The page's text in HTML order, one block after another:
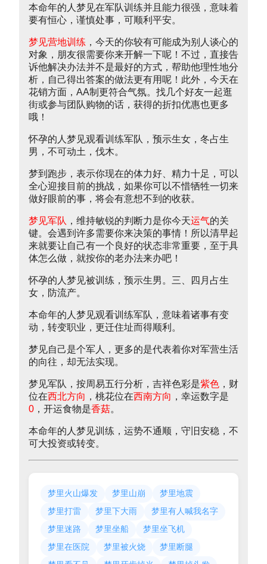
本命年的人梦见在军队训练并且能力很强，意味着
要有恒心，谨慎处事，可顺利平安。
梦见营地训练 ，今天的你较有可能成为别人谈心的
对象，朋友很需要你来开解一下呢！不过，直接告
诉他解决办法并不是最好的方式，帮助他理性地分
析，自己得出答案的做法更有用呢！此外，今天在
花销方面，AA制更符合气氛。找几个好友一起逛
街或参与团队购物的话，获得的折扣优惠也更多
哦！
怀孕的人梦见观看训练军队，预示生女，冬占生
男，不可动土，伐木。
梦到跑步，表示你现在的体力好、精力十足，可以
全心迎接目前的挑战，如果你可以不惜牺牲一切来
做好眼前的事，将会有意想不到的收获。
梦见军队 ，维持敏锐的判断力是你今天运气的关
键。会遇到许多需要你来决策的事情！所以清早起
来就要让自己有一个良好的状态非常重要，至于具
体怎么做，就按你的老办法来办吧！
怀孕的人梦见被训练，预示生男。三、四月占生
女，防流产。
本命年的人梦见观看训练军队，意味着诸事有变
动，转变职业，更迁住址而得顺利。
梦见自己是个军人，更多的是代表着你对军营生活
的向往，却无法实现。
梦见军队，按周易五行分析，吉祥色彩是紫色 ，财
位在西北方向 ，桃花位在西南方向 ，幸运数字是
0 ，开运食物是香菇。
本命年的人梦见训练，运势不通顺，守旧安稳，不
可大投资或转变。
梦里火山爆发 梦里山崩
梦里地震
梦里打雷
梦里下大雨
梦里有人喊我名字
梦里迷路
梦里坐船
梦里坐飞机
梦里在医院
梦里被火烧
梦里断腿